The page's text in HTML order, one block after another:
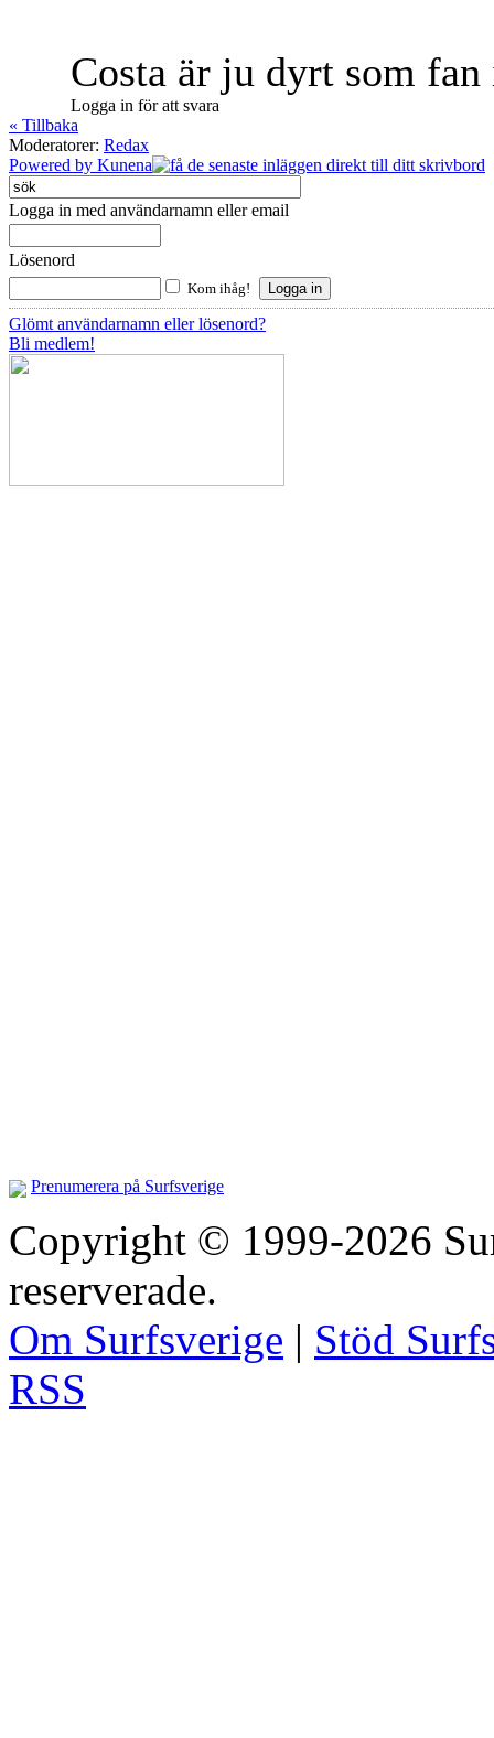
Costa är ju dyrt som
Logga in för att svara
« Tillbaka
Moderatorer: Redax
Powered by Kunena
Logga in med användarnamn eller email
Lösenord
Kom ihåg!
Glömt användarnamn eller lösenord?
Bli medlem!
Prenumerera på Surfsverige
Copyright © 1999-2026
reserverade.
Om Surfsverige | Stöd
RSS